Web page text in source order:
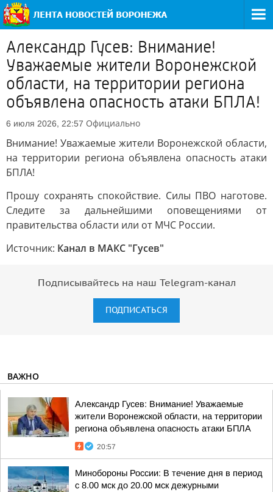
Александр Гусев: Внимание!
Уважаемые жители Воронежской
области, на территории региона
объявлена опасность атаки БПЛА!
6 июля 2026, 22:57 Официально
Внимание! Уважаемые жители Воронежской области,
на территории региона объявлена опасность атаки
БПЛА!
Прошу сохранять спокойствие. Силы ПВО наготове.
Следите за дальнейшими оповещениями от
правительства области или от МЧС России.
Источник: Канал в МАКС "Гусев"
Подписывайтесь на наш Telegram-канал
ПОДПИСАТЬСЯ
ВАЖНО
Александр Гусев: Внимание! Уважаемые
жители Воронежской области, на территории
региона объявлена опасность атаки БПЛА
20:57
Минобороны России: В течение дня в период
с 8.00 мск до 20.00 мск дежурными